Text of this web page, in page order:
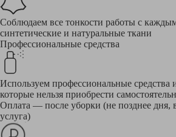
Соблюдаем все тонкости работы с
синтетические и натуральные ткани
Профессиональные средства
Используем профессиональные средства
которые нельзя приобрести
Оплата — после уборки (не позднее дня,
услуга)